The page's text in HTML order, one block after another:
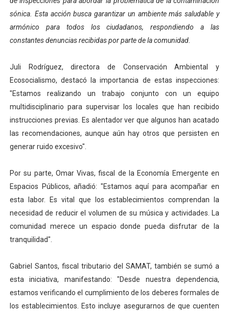
Campo Elías avanza con plan de asfaltado
Encuentro estadal fortalece la coordinación de
Plan Quirúrgico Regional llega a Pueblo Llano con la
Iaanem graduó a bebés de Mérida en jornada de
sónica. Esta acción busca garantizar un ambiente más saludable y
armónico para todos los ciudadanos, respondiendo a las
constantes denuncias recibidas por parte de la comunidad.
Juli Rodríguez, directora de Conservación Ambiental y
Ecosocialismo, destacó la importancia de estas inspecciones:
"Estamos realizando un trabajo conjunto con un equipo
multidisciplinario para supervisar los locales que han recibido
instrucciones previas. Es alentador ver que algunos han acatado
las recomendaciones, aunque aún hay otros que persisten en
generar ruido excesivo".
Por su parte, Omar Vivas, fiscal de la Economía Emergente en
Espacios Públicos, añadió: "Estamos aquí para acompañar en
esta labor. Es vital que los establecimientos comprendan la
necesidad de reducir el volumen de su música y actividades. La
comunidad merece un espacio donde pueda disfrutar de la
tranquilidad".
Gabriel Santos, fiscal tributario del SAMAT, también se sumó a
esta iniciativa, manifestando: "Desde nuestra dependencia,
estamos verificando el cumplimiento de los deberes formales de
los establecimientos. Esto incluye asegurarnos de que cuenten